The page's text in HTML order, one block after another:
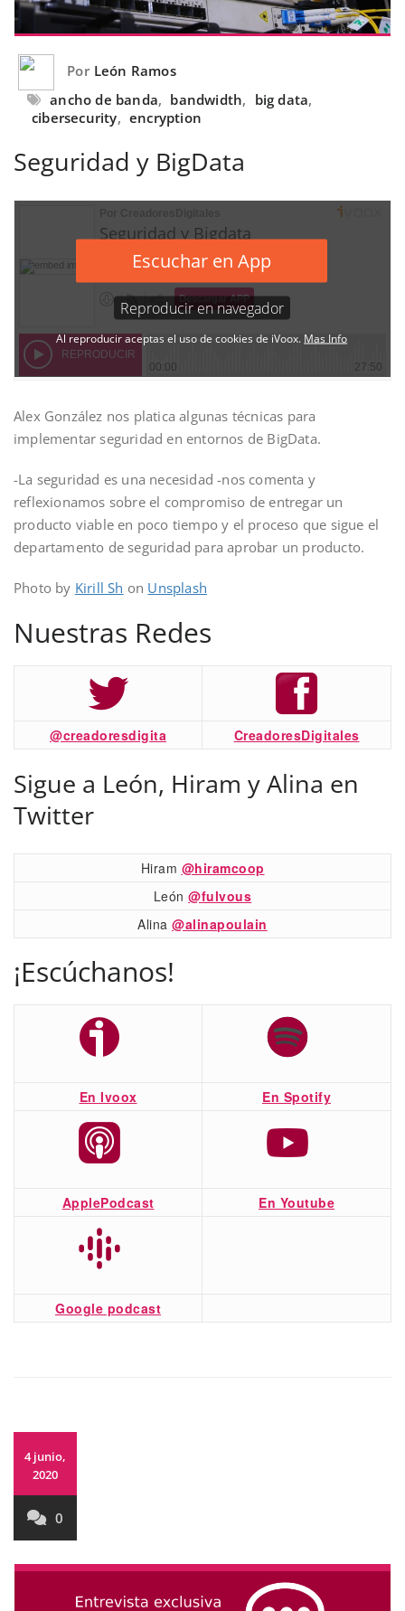
Por León Ramos
ancho de banda, bandwidth, big data,
cibersecurity, encryption
Seguridad y BigData
Alex González nos platica algunas técnicas para
implementar seguridad en entornos de BigData.
-La seguridad es una necesidad -nos comenta y
reflexionamos sobre el compromiso de entregar un
producto viable en poco tiempo y el proceso que sigue el
departamento de seguridad para aprobar un producto.
Photo by Kirill Sh on Unsplash
Nuestras Redes
@creadoresdigita CreadoresDigitales
Sigue a León, Hiram y Alina en
Twitter
Hiram @hiramcoop
León@fulvous
Alina@alinapoulain
¡Escúchanos!
En Ivoox En Spotify
ApplePodcast En Youtube
Google podcast
4 junio,
2020
0